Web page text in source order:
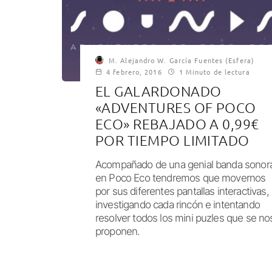
M. Alejandro W. García Fuentes (Esfera)
4 febrero, 2016
1 Minuto de lectura
EL GALARDONADO
«ADVENTURES OF POCO
ECO» REBAJADO A 0,99€
POR TIEMPO LIMITADO
Acompañado de una genial banda
en Poco Eco tendremos que movernos
por sus diferentes pantallas interactivas,
investigando cada rincón e intentando
resolver todos los mini puzles que se
proponen.